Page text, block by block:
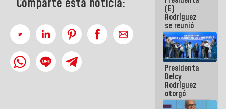
Comparte esta noticia: (E)
Rodríguez
se reunió
con Estado
Mayor
Eléctrico
para
abordar
planes de
acción
Presidenta
Delcy
Rodríguez
otorgó
medalla